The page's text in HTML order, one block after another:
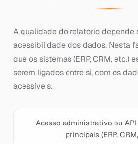
A qualidade do relatório depende
acessibilidade dos dados. Nesta
que os sistemas (ERP, CRM, etc.)
serem ligados entre si, com os
acessíveis.
Acesso administrativo ou
principais (ERP,